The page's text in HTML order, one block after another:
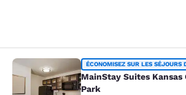
MainStay SuitesÉCONOMISEZ SUR LES SÉJOURS
MainStay Suites Kansas
Park